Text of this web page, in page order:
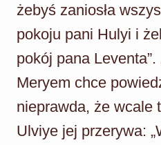
żebyś zaniosła
pokoju pani Hulyi i
pokój pana
Meryem chce
nieprawda, że wcale
Ulviye jej przerywa: